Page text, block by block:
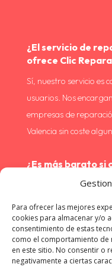
Para ofrecer las mejores
cookies para almacenar y/o
consentimiento de estas
como el comportamiento de
en este sitio. No consentir o
negativamente a ciertas
¿El servicio de
ofrece Clic
Sí, nuestro servicio es
usuarios. Nos
empresas de
Valencia sin coste
¿Es más barato
No, las empresas de
precios competitivos
exclusivas para
de la seguridad y la